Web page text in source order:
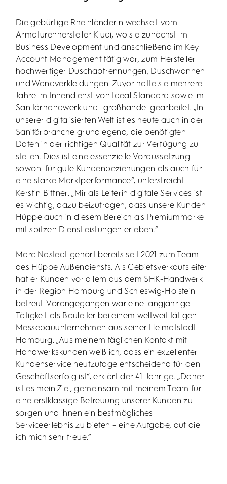
Die gebürtige Rheinländerin wechselt vom
Armaturenhersteller Kludi, wo sie zunächst im
Business Development und anschließend im Key
Account Management tätig war, zum Hersteller
hochwertiger Duschabtrennungen, Duschwannen
und Wandverkleidungen. Zuvor hatte sie mehrere
Jahre im Innendienst von Ideal Standard sowie im
Sanitärhandwerk und -großhandel gearbeitet. „In
unserer digitalisierten Welt ist es heute auch in der
Sanitärbranche grundlegend, die benötigten
Daten in der richtigen Qualität zur Verfügung zu
stellen. Dies ist eine essenzielle Voraussetzung
sowohl für gute Kundenbeziehungen als auch für
eine starke Marktperformance“, unterstreicht
Kerstin Bittner. „Mir als Leiterin digitale Services ist
es wichtig, dazu beizutragen, dass unsere Kunden
Hüppe auch in diesem Bereich als Premiummarke
mit spitzen Dienstleistungen erleben.“
Marc Nastedt gehört bereits seit 2021 zum Team
des Hüppe Außendiensts. Als Gebietsverkaufsleiter
hat er Kunden vor allem aus dem SHK-Handwerk
in der Region Hamburg und Schleswig-Holstein
betreut. Vorangegangen war eine langjährige
Tätigkeit als Bauleiter bei einem weltweit tätigen
Messebauunternehmen aus seiner Heimatstadt
Hamburg. „Aus meinem täglichen Kontakt mit
Handwerkskunden weiß ich, dass ein exzellenter
Kundenservice heutzutage entscheidend für den
Geschäftserfolg ist“, erklärt der 41-Jährige. „Daher
ist es mein Ziel, gemeinsam mit meinem Team für
eine erstklassige Betreuung unserer Kunden zu
sorgen und ihnen ein bestmögliches
Serviceerlebnis zu bieten – eine Aufgabe, auf die
ich mich sehr freue.“